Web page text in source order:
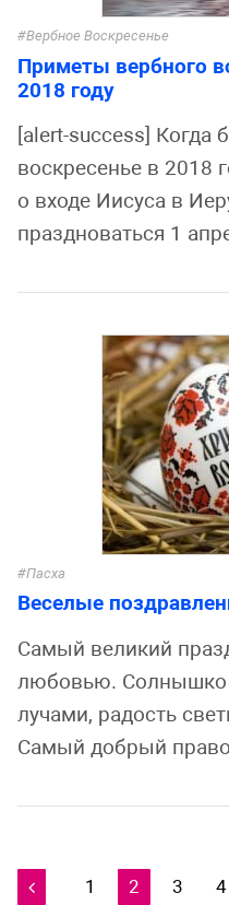
Вербное Воскресенье
Приметы вербного
2018 году
[alert-success] Когда
воскресенье в 2018
о входе Иисуса в
праздноваться 1
Пасха
Веселые
Самый великий
любовью. Солнышко
лучами, радость
Самый добрый
Навигация
 1 2 3 4